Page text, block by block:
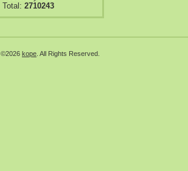
Total: 2710243
©2026 kope . All Rights Reserved.